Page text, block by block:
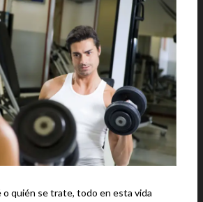
o quién se trate, todo en esta vida